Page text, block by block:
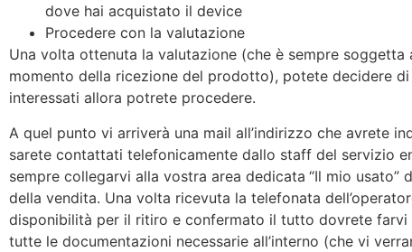
dove hai acquistato il device
Procedere con la valutazione
Una volta ottenuta la valutazione (che è sempre
momento della ricezione del prodotto), potete decidere
interessati allora potrete procedere.
A quel punto vi arriverà una mail all’indirizzo che avrete
sarete contattati telefonicamente dallo staff del servizio
sempre collegarvi alla vostra area dedicata “Il mio usato”
della vendita. Una volta ricevuta la telefonata
disponibilità per il ritiro e confermato il tutto dovrete
tutte le documentazioni necessarie all’interno (che vi